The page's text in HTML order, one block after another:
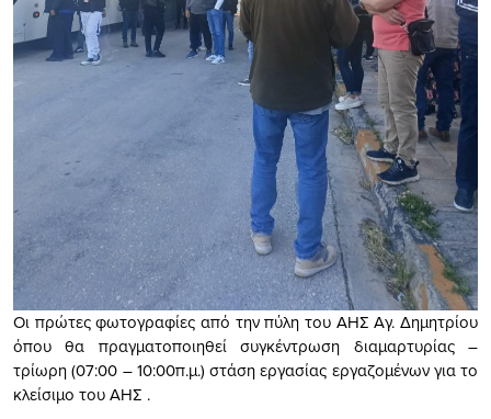
Οι πρώτες φωτογραφίες από την πύλη του ΑΗΣ Αγ. Δημητρίου
όπου θα πραγματοποιηθεί συγκέντρωση διαμαρτυρίας –
τρίωρη (07:00 – 10:00π.μ.) στάση εργασίας εργαζομένων για το
κλείσιμο του ΑΗΣ .